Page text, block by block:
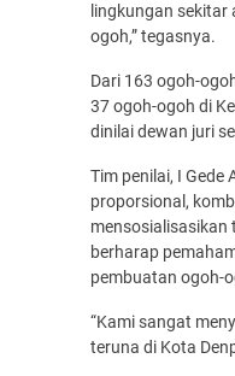
lingkungan
ogoh,” tegasnya.
Dari 163 ogoh-
37 ogoh-ogoh di
dinilai dewan juri
Tim penilai, I
proporsional,
mensosialisasikan
berharap
pembuatan ogoh-
“Kami sangat
teruna di Kota